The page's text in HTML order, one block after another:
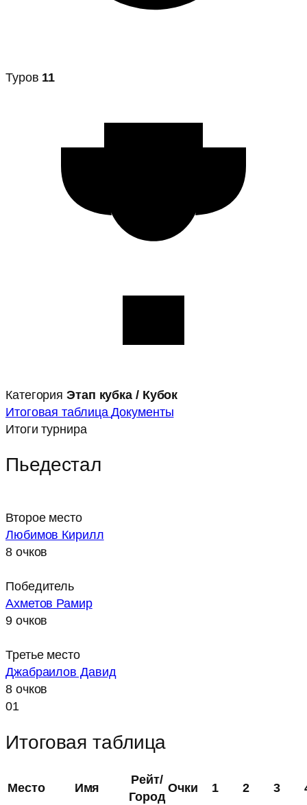
Туров 11
Категория Этап кубка / Кубок
Итоговая таблицаДокументы
Итоги турнира
Пьедестал
Второе место
Любимов Кирилл
8 очков
Победитель
Ахметов Рамир
9 очков
Третье место
Джабраилов Давид
8 очков
01
Итоговая таблица
Место Имя
Рейт/
Город
Очки 1 2 3